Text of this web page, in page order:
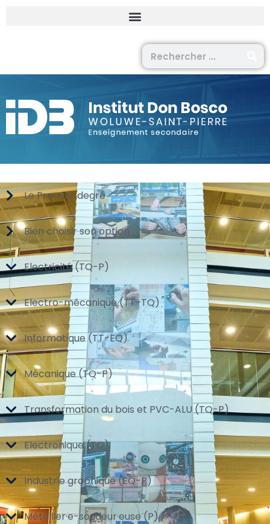
Le Premier degré
Bien choisir son option
Electricité (TQ-P)
Electro-mécanique (TT-TQ)
Informatique (TT-EQ)
Mécanique (TQ-P)
Transformation du bois et PVC-ALU (TQ-P)
Electronique (TQ)
Industrie graphique (EQ-P)
Métallier·e-soudeur·euse (P)